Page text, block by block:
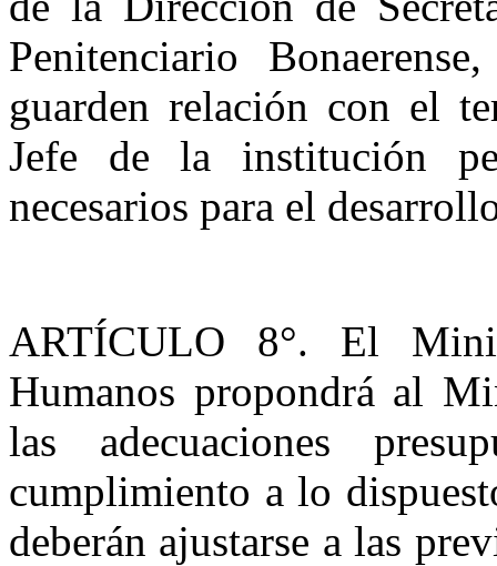
Penitenciario
guarden relación con el
Jefe de la institución
necesarios para el
ARTÍCULO 8°. El
Humanos propondrá al
las adecuaciones
cumplimiento a lo
deberán ajustarse a las